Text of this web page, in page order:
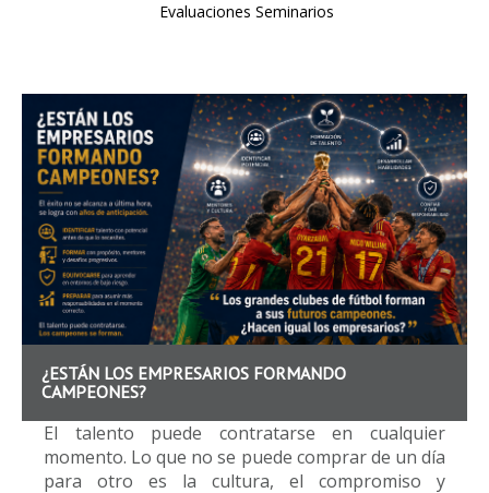
Evaluaciones Seminarios
¿ESTÁN LOS EMPRESARIOS FORMANDO
CAMPEONES?
El talento puede contratarse en cualquier
momento. Lo que no se puede comprar de un día
para otro es la cultura, el compromiso y